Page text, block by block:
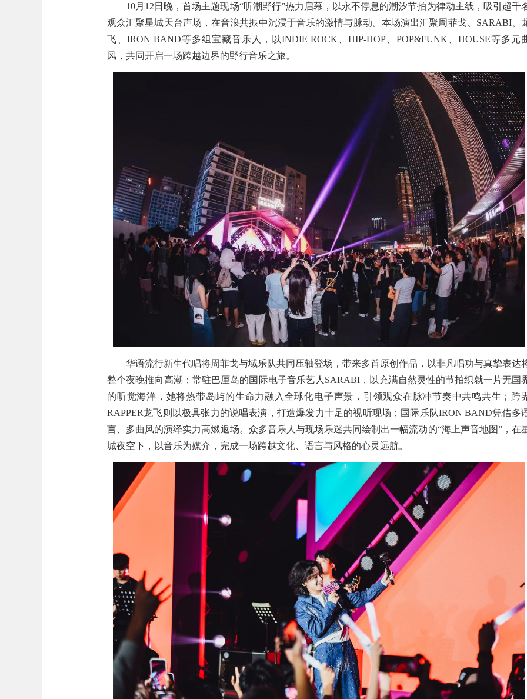
10月12日晚，首场主题现场“听潮野行”热力启幕，以永不停息的潮汐节拍为律动主线，吸引超千
观众汇聚星城天台声场，在音浪共振中沉浸于音乐的激情与脉动。本场演出汇聚周菲戈、SARABI、
飞、IRON BAND等多组宝藏音乐人，以INDIE ROCK、HIP-HOP、POP&FUNK、HOUSE等多元
风，共同开启一场跨越边界的野行音乐之旅。
华语流行新生代唱将周菲戈与域乐队共同压轴登场，带来多首原创作品，以非凡唱功与真挚表达
整个夜晚推向高潮；常驻巴厘岛的国际电子音乐艺人SARABI，以充满自然灵性的节拍织就一片无国
的听觉海洋，她将热带岛屿的生命力融入全球化电子声景，引领观众在脉冲节奏中共鸣共生；跨
RAPPER龙飞则以极具张力的说唱表演，打造爆发力十足的视听现场；国际乐队IRON BAND凭借多
言、多曲风的演绎实力高燃返场。众多音乐人与现场乐迷共同绘制出一幅流动的“海上声音地图”，在
城夜空下，以音乐为媒介，完成一场跨越文化、语言与风格的心灵远航。